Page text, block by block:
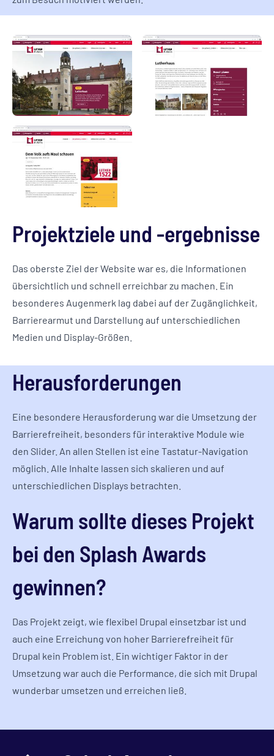
Projektziele und -ergebnisse
Das oberste Ziel der Website war es, die Informationen
übersichtlich und schnell erreichbar zu machen. Ein
besonderes Augenmerk lag dabei auf der Zugänglichkeit,
Barrierearmut und Darstellung auf unterschiedlichen
Medien und Display-Größen.
Herausforderungen
Eine besondere Herausforderung war die Umsetzung der
Barrierefreiheit, besonders für interaktive Module wie
den Slider. An allen Stellen ist eine Tastatur-Navigation
möglich. Alle Inhalte lassen sich skalieren und auf
unterschiedlichen Displays betrachten.
Warum sollte dieses Projekt
bei den Splash Awards
gewinnen?
Das Projekt zeigt, wie flexibel Drupal einsetzbar ist und
auch eine Erreichung von hoher Barrierefreiheit für
Drupal kein Problem ist. Ein wichtiger Faktor in der
Umsetzung war auch die Performance, die sich mit Drupal
wunderbar umsetzen und erreichen ließ.